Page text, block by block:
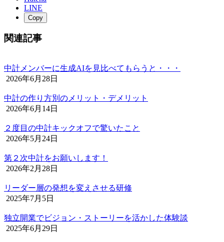
LINE
Copy
関連記事
中計メンバーに生成AIを見比べてもらうと・・・
2026年6月28日
中計の作り方別のメリット・デメリット
2026年6月14日
２度目の中計キックオフで驚いたこと
2026年5月24日
第２次中計をお願いします！
2026年2月28日
リーダー層の発想を変えさせる研修
2025年7月5日
独立開業でビジョン・ストーリーを活かした体験談
2025年6月29日